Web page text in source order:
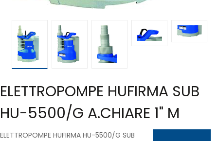
ELETTROPOMPE HUFIRMA SUB
HU-5500/G A.CHIARE 1" M
ELETTROPOMPE HUFIRMA HU-5500/G SUB